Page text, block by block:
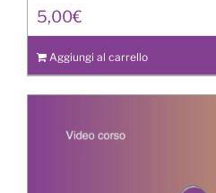
5,00€
Aggiungi al carrello